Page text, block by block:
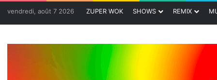
vendredi, août 7 2026 ZUPER WOK SHOWS REMIX